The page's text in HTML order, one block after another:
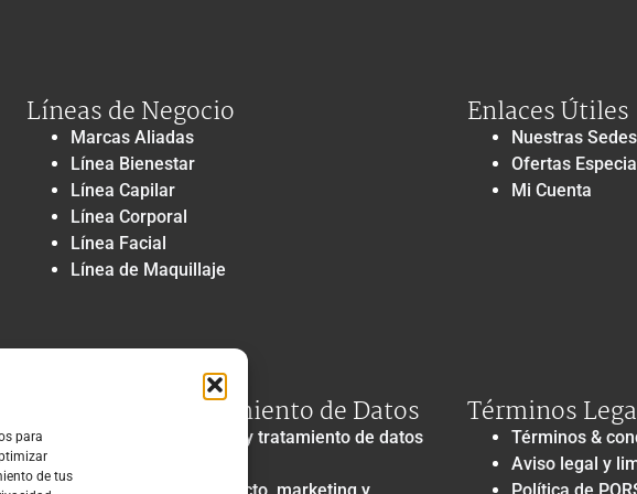
para
de tus
Líneas de Negocio
Marcas Aliadas
Línea Bienestar
Línea Capilar
Línea Corporal
Línea Facial
Línea de Maquillaje
Enlaces Útiles
Nuestras Sedes
Ofertas
Mi Cuenta
Privacidad y Tratamiento de Datos
Política de privacidad y tratamiento de datos
Términos
Términos &
Aviso legal y